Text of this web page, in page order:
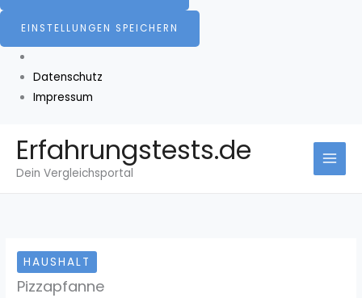
EINSTELLUNGEN SPEICHERN
Datenschutz
Impressum
Inhalt
springen
Erfahrungstests.de
Dein Vergleichsportal
HAUSHALT
Pizzapfanne